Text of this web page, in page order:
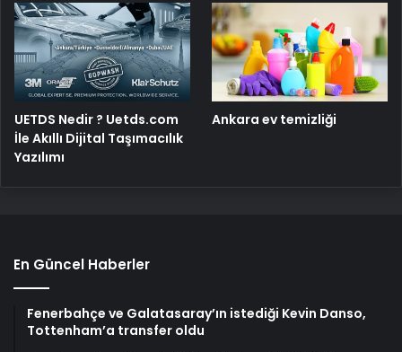
UETDS Nedir ? Uetds.com
İle Akıllı Dijital Taşımacılık
Yazılımı
Ankara ev temizliği
En Güncel Haberler
Fenerbahçe ve Galatasaray’ın istediği Kevin Danso,
Tottenham’a transfer oldu